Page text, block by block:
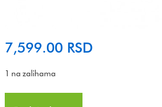
7,599.00 RSD
1 na zalihama